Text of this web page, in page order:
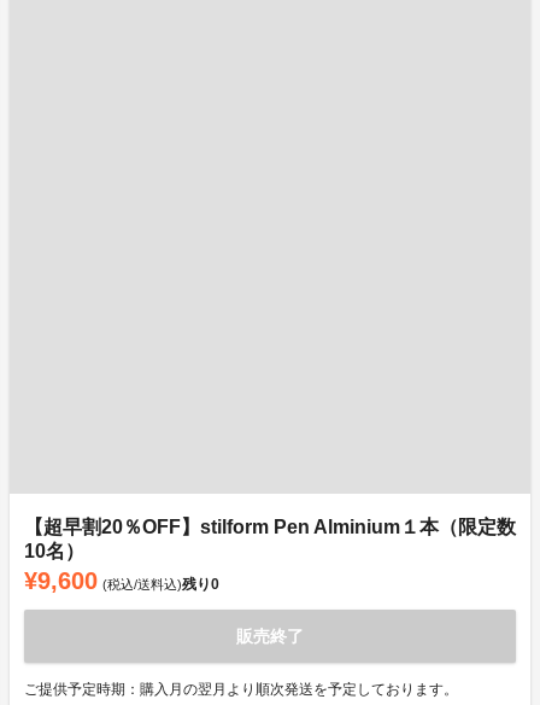
【超早割20％OFF】stilform Pen Alminium１本（限定数
10名）
¥9,600 (税込/送料込)残り0
販売終了
ご提供予定時期：購入月の翌月より順次発送を予定しております。